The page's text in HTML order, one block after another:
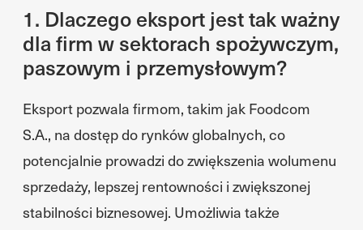
1. Dlaczego eksport jest tak ważny
dla firm w sektorach spożywczym,
paszowym i przemysłowym?
Eksport pozwala firmom, takim jak Foodcom
S.A., na dostęp do rynków globalnych, co
potencjalnie prowadzi do zwiększenia wolumenu
sprzedaży, lepszej rentowności i zwiększonej
stabilności biznesowej. Umożliwia także